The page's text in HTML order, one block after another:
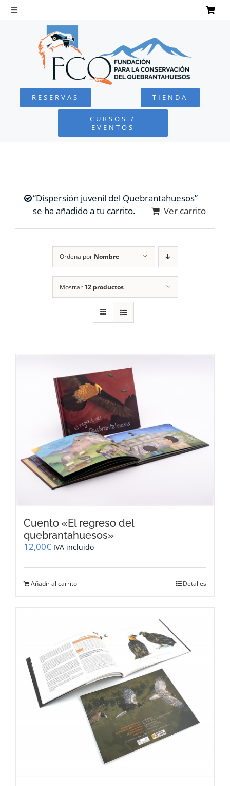
Saltar
Toggle
Navigation
QUEBRANTAHUESOS
FUNDACIÓN
COLABORA
RESERVAS TIENDA
CURSOS /
EVENTOS
“Dispersión juvenil del Quebrantahuesos”
se ha añadido a tu carrito.
Ver carrito
Ordena por Nombre
Mostrar 12 productos
Cuento «El regreso del
quebrantahuesos»
12,00€ IVA incluido
Añadir al carrito Detalles